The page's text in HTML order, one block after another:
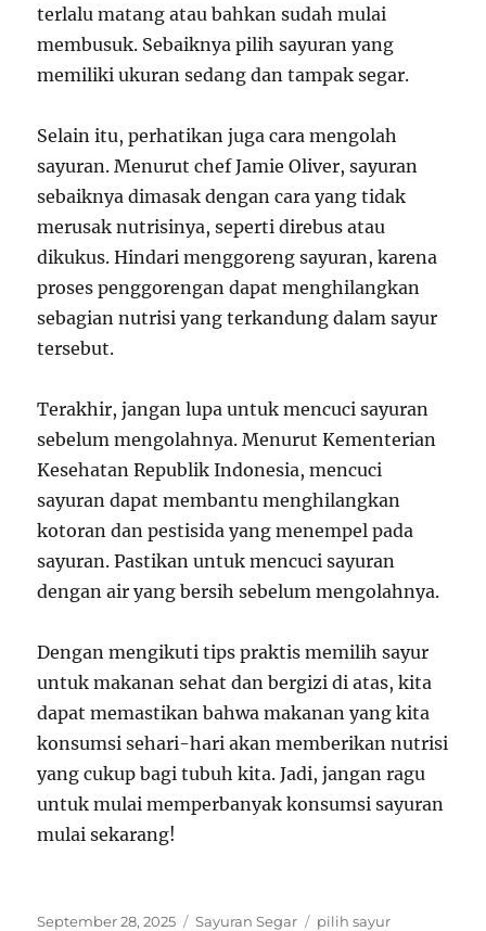
terlalu matang atau bahkan sudah mulai
membusuk. Sebaiknya pilih sayuran yang
memiliki ukuran sedang dan tampak segar.
Selain itu, perhatikan juga cara mengolah
sayuran. Menurut chef Jamie Oliver, sayuran
sebaiknya dimasak dengan cara yang tidak
merusak nutrisinya, seperti direbus atau
dikukus. Hindari menggoreng sayuran, karena
proses penggorengan dapat menghilangkan
sebagian nutrisi yang terkandung dalam sayur
tersebut.
Terakhir, jangan lupa untuk mencuci sayuran
sebelum mengolahnya. Menurut Kementerian
Kesehatan Republik Indonesia, mencuci
sayuran dapat membantu menghilangkan
kotoran dan pestisida yang menempel pada
sayuran. Pastikan untuk mencuci sayuran
dengan air yang bersih sebelum mengolahnya.
Dengan mengikuti tips praktis memilih sayur
untuk makanan sehat dan bergizi di atas, kita
dapat memastikan bahwa makanan yang kita
konsumsi sehari-hari akan memberikan nutrisi
yang cukup bagi tubuh kita. Jadi, jangan ragu
untuk mulai memperbanyak konsumsi sayuran
mulai sekarang!
Posted
September 28, 2025 Categories
Sayuran Segar Tags
pilih sayur